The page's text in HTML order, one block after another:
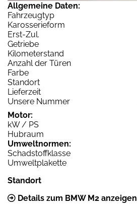
Allgemeine Daten:
Fahrzeugtyp
Karosserieform
Erst-Zul.
Getriebe
Kilometerstand
Anzahl der Türen
Farbe
Standort
Lieferzeit
Unsere Nummer
Motor:
kW / PS
Hubraum
Umweltnormen:
Schadstoffklasse
Umweltplakette
Standort
Details zum BMW M2 anzeigen